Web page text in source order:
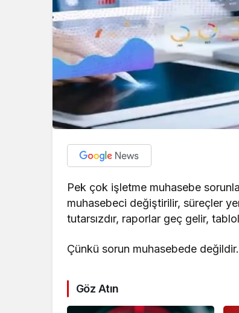
Pek çok işletme muhasebe
muhasebeci değiştirilir, süreçler
tutarsızdır, raporlar geç gelir,
Çünkü sorun muhasebede
Göz Atın